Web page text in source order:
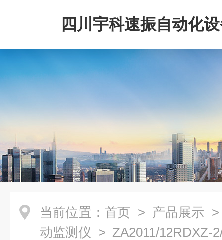
四川宇科速振自动化
公司
当前位置： 首页 > 产品展示
动监测仪 > ZA2011/12RDXZ-